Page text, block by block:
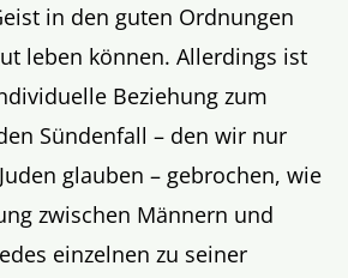
in den guten Ordnungen
leben können. Allerdings ist
Beziehung zum
Sündenfall – den wir nur
glauben – gebrochen, wie
zwischen Männern und
einzelnen zu seiner